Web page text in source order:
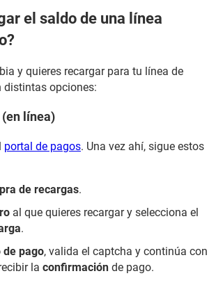
el saldo de una línea
y quieres recargar para tu línea de
distintas opciones:
línea)
portal de pagos. Una vez ahí, sigue estos
de recargas.
al que quieres recargar y selecciona el
.
de pago, valida el captcha y continúa con
la confirmación de pago.